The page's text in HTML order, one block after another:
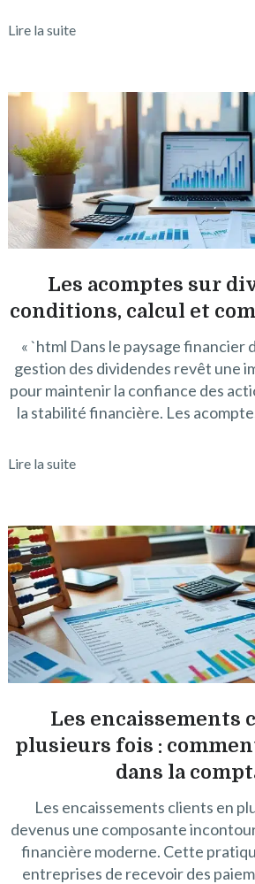
Lire la suite
Les acomptes sur
conditions, calcul et
« `html Dans le paysage financier
gestion des dividendes revêt une
pour maintenir la confiance des
la stabilité financière. Les
Lire la suite
Les encaissements
plusieurs fois :
dans la
Les encaissements clients en
devenus une composante
financière moderne. Cette
entreprises de recevoir des